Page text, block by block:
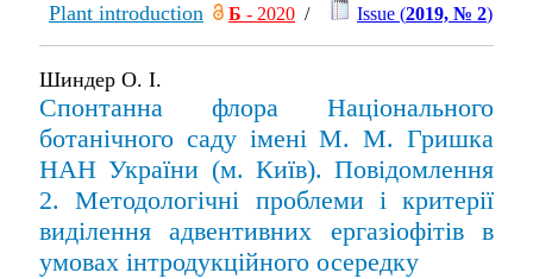
Plant introduction Б - 2020 / Issue (2019, № 2)
Шиндер О. І.
Спонтанна флора Національного
ботанічного саду імені М. М. Гришка
НАН України (м. Київ). Повідомлення
2. Методологічні проблеми і критерії
виділення адвентивних ергазіофітів в
умовах інтродукційного осередку